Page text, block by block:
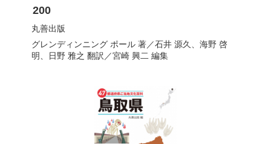
200
丸善出版
グレンディンニング ポール著／石井 源久
海野 啓
明
日野 雅之 翻訳／宮崎 興二 編集